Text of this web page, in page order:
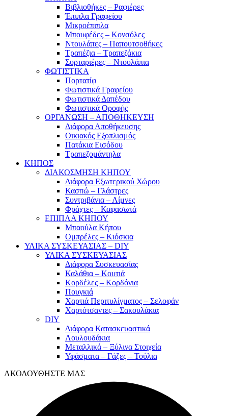
Βιβλιοθήκες – Ραφιέρες
Έπιπλα Γραφείου
Μικροέπιπλα
Μπουφέδες – Κονσόλες
Ντουλάπες – Παπουτσοθήκες
Τραπέζια – Τραπεζάκια
Συρταριέρες – Ντουλάπια
ΦΩΤΙΣΤΙΚΑ
Πορτατίφ
Φωτιστικά Γραφείου
Φωτιστικά Δαπέδου
Φωτιστικά Οροφής
ΟΡΓΑΝΩΣΗ – ΑΠΟΘΗΚΕΥΣΗ
Διάφορα Αποθήκευσης
Οικιακός Εξοπλισμός
Πατάκια Εισόδου
Τραπεζομάντηλα
ΚΗΠΟΣ
ΔΙΑΚΟΣΜΗΣΗ ΚΗΠΟΥ
Διάφορα Εξωτερικού Χώρου
Κασπώ – Γλάστρες
Συντριβάνια – Λίμνες
Φράχτες – Καφασωτά
ΕΠΙΠΛΑ ΚΗΠΟΥ
Μπαούλα Κήπου
Ομπρέλες – Κιόσκια
ΥΛΙΚΑ ΣΥΣΚΕΥΑΣΙΑΣ – DIY
ΥΛΙΚΑ ΣΥΣΚΕΥΑΣΙΑΣ
Διάφορα Συσκευασίας
Καλάθια – Κουτιά
Κορδέλες – Κορδόνια
Πουγκιά
Χαρτιά Περιτυλίγματος – Σελοφάν
Χαρτότσαντες – Σακουλάκια
DIY
Διάφορα Κατασκευαστικά
Λουλουδάκια
Μεταλλικά – Ξύλινα Στοιχεία
Υφάσματα – Γάζες – Τούλια
ΑΚΟΛΟΥΘΗΣΤΕ ΜΑΣ